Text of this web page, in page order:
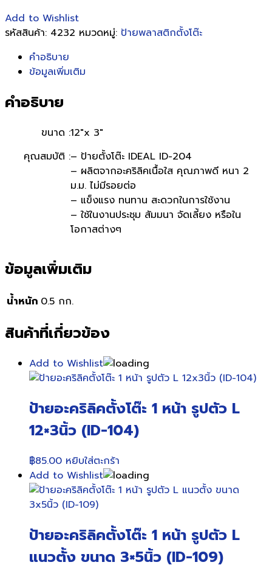
Add to Wishlist
รหัสสินค้า: 4232 หมวดหมู่: ป้ายพลาสติกตั้งโต๊ะ
คำอธิบาย
ข้อมูลเพิ่มเติม
คำอธิบาย
ขนาด :12″x 3″
คุณสมบัติ :– ป้ายตั้งโต๊ะ IDEAL ID-204
– ผลิตจากอะคริลิคเนื้อใส คุณภาพดี หนา 2
ม.ม. ไม่มีรอยต่อ
– แข็งแรง ทนทาน สะดวกในการใช้งาน
– ใช้ในงานประชุม สัมมนา จัดเลี้ยง หรือใน
โอกาสต่างๆ
ข้อมูลเพิ่มเติม
น้ำหนัก 0.5 กก.
สินค้าที่เกี่ยวข้อง
Add to Wishlist
ป้ายอะคริลิคตั้งโต๊ะ 1 หน้า รูปตัว L
12×3นิ้ว (ID-104)
฿85.00 หยิบใส่ตะกร้า
Add to Wishlist
ป้ายอะคริลิคตั้งโต๊ะ 1 หน้า รูปตัว L
แนวตั้ง ขนาด 3×5นิ้ว (ID-109)